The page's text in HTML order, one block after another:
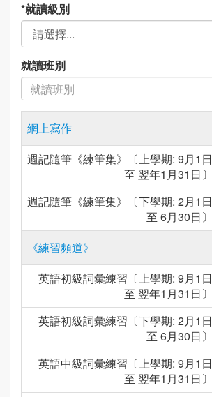
*就讀級別
就讀班別
網上寫作
週記隨筆《練筆集》〔上學期: 9月1日
至 翌年1月31日〕
週記隨筆《練筆集》〔下學期: 2月1日
至 6月30日〕
《練習頻道》
英語初級詞彙練習〔上學期: 9月1日
至 翌年1月31日〕
英語初級詞彙練習〔下學期: 2月1日
至 6月30日〕
英語中級詞彙練習〔上學期: 9月1日
至 翌年1月31日〕